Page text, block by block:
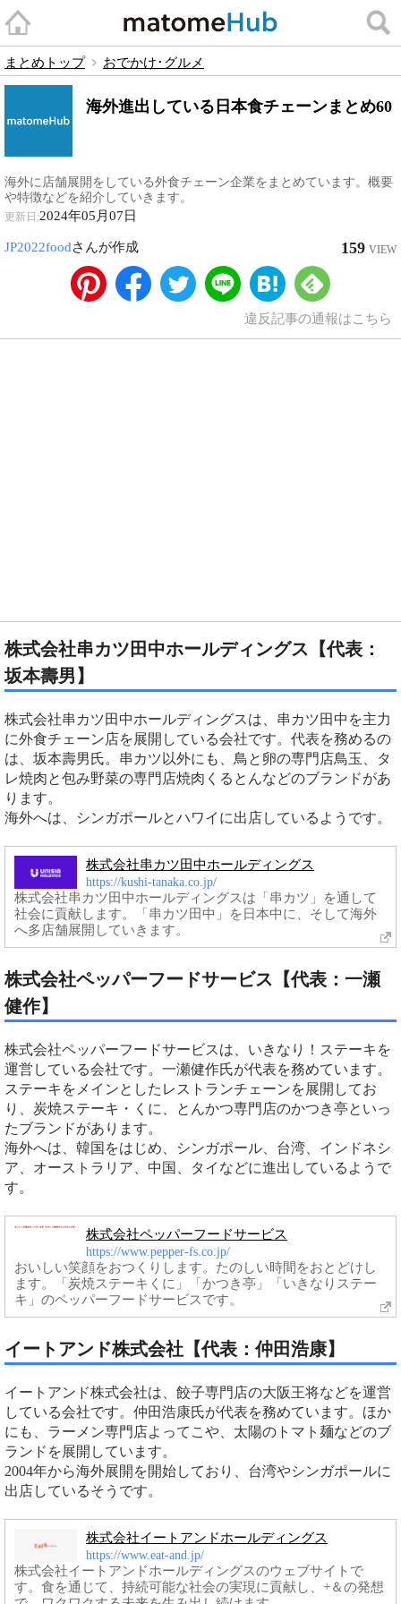
まとめトップ おでかけ･グルメ
海外進出している日本食チェーンまとめ60
海外に店舗展開をしている外食チェーン企業をまとめています。概要
や特徴などを紹介していきます。
更新日:2024年05月07日
JP2022foodさんが作成 159 VIEW
違反記事の通報はこちら
株式会社串カツ田中ホールディングス【代表：
坂本壽男】
株式会社串カツ田中ホールディングスは、串カツ田中を主力
に外食チェーン店を展開している会社です。代表を務めるの
は、坂本壽男氏。串カツ以外にも、鳥と卵の専門店鳥玉、タ
レ焼肉と包み野菜の専門店焼肉くるとんなどのブランドがあ
ります。
海外へは、シンガポールとハワイに出店しているようです。
株式会社串カツ田中ホールディングス
https://kushi-tanaka.co.jp/
株式会社串カツ田中ホールディングスは「串カツ」を通して
社会に貢献します。「串カツ田中」を日本中に、そして海外
へ多店舗展開していきます。
株式会社ペッパーフードサービス【代表：一瀬
健作】
株式会社ペッパーフードサービスは、いきなり！ステーキを
運営している会社です。一瀬健作氏が代表を務めています。
ステーキをメインとしたレストランチェーンを展開してお
り、炭焼ステーキ・くに、とんかつ専門店のかつき亭といっ
たブランドがあります。
海外へは、韓国をはじめ、シンガポール、台湾、インドネシ
ア、オーストラリア、中国、タイなどに進出しているようで
す。
株式会社ペッパーフードサービス
https://www.pepper-fs.co.jp/
おいしい笑顔をおつくりします。たのしい時間をおとどけし
ます。「炭焼ステーキくに」「かつき亭」「いきなりステー
キ」のペッパーフードサービスです。
イートアンド株式会社【代表：仲田浩康】
イートアンド株式会社は、餃子専門店の大阪王将などを運営
している会社です。仲田浩康氏が代表を務めています。ほか
にも、ラーメン専門店よってこや、太陽のトマト麺などのブ
ランドを展開しています。
2004年から海外展開を開始しており、台湾やシンガポールに
出店しているそうです。
株式会社イートアンドホールディングス
https://www.eat-and.jp/
株式会社イートアンドホールディングスのウェブサイトで
す。食を通じて、持続可能な社会の実現に貢献し、+＆の発想